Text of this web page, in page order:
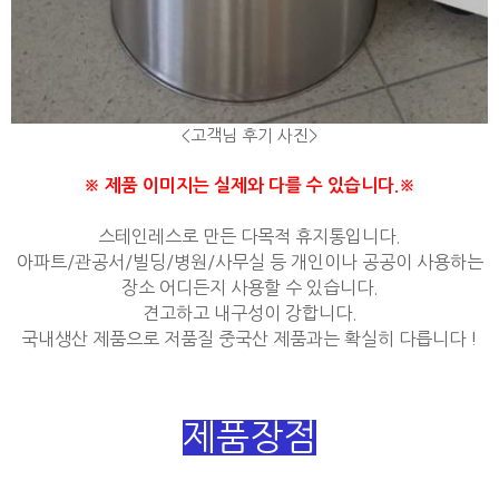
<고객님 후기 사진>
※ 제품 이미지는 실제와 다를 수 있습니다.※
스테인레스로 만든 다목적 휴지통입니다.
아파트/관공서/빌딩/병원/사무실 등 개인이나 공공이 사용하는
장소 어디든지 사용할 수 있습니다.
견고하고 내구성이 강합니다.
국내생산 제품으로 저품질 중국산 제품과는 확실히 다릅니다 !
제품장점